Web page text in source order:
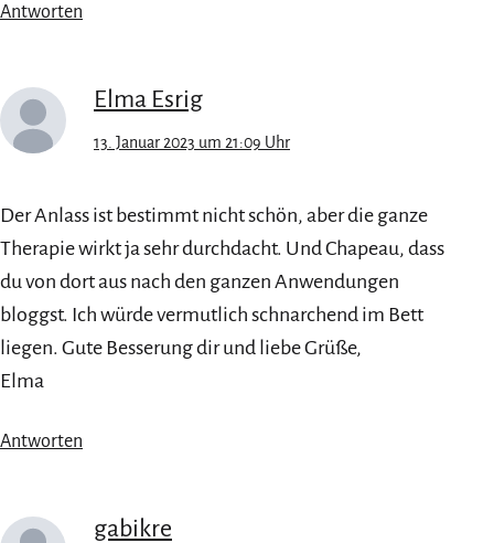
Antworten
Elma Esrig
13. Januar 2023 um 21:09 Uhr
Der Anlass ist bestimmt nicht schön, aber die ganze
Therapie wirkt ja sehr durchdacht. Und Chapeau, dass
du von dort aus nach den ganzen Anwendungen
bloggst. Ich würde vermutlich schnarchend im Bett
liegen. Gute Besserung dir und liebe Grüße,
Elma
Antworten
gabikre